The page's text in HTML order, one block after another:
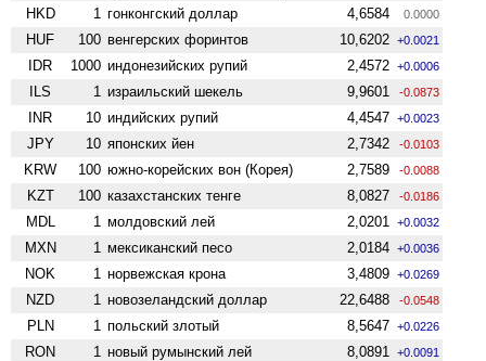
HKD 1 гонконгский доллар 4,6584 0.0000
HUF 100 венгерских форинтов 10,6202 +0.0021
IDR 1000 индонезийских рупий 2,4572 +0.0006
ILS 1 израильский шекель 9,9601 -0.0873
INR 10 индийских рупий 4,4547 +0.0023
JPY 10 японских йен 2,7342 -0.0103
KRW 100 южно-корейских вон (Корея) 2,7589 -0.0088
KZT 100 казахстанских тенге 8,0827 -0.0186
MDL 1 молдовский лей 2,0201 +0.0032
MXN 1 мексиканский песо 2,0184 +0.0036
NOK 1 норвежская крона 3,4809 +0.0269
NZD 1 ново­зеландский доллар 22,6488 -0.0548
PLN 1 польский злотый 8,5647 +0.0226
RON 1 новый румынский лей 8,0891 +0.0091